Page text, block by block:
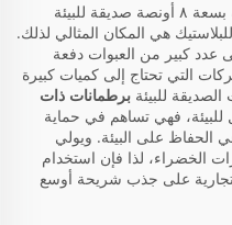
إذا كنت ترغب في شراء عبوات زجاجية بسعة ٨ أونصة صديقة للبيئة
هي المكان المثالي لذلك.
عدد كبير من العبوات دفعة
التي تحتاج إلى كميات كبيرة
للبيئة برطمانات ذات
فهي تساهم في حماية
الحفاظ على البيئة. ويولي
الخضراء، لذا فإن استخدام
التجارية على جذب شريحة أوسع